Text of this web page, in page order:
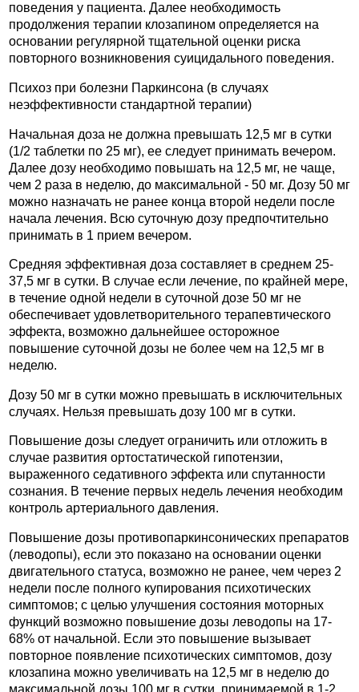
поведения у пациента. Далее необходимость
продолжения терапии клозапином определяется на
основании регулярной тщательной оценки риска
повторного возникновения суицидального поведения.
Психоз при болезни Паркинсона (в случаях
неэффективности стандартной терапии)
Начальная доза не должна превышать 12,5 мг в сутки
(1/2 таблетки по 25 мг), ее следует принимать вечером.
Далее дозу необходимо повышать на 12,5 мг, не чаще,
чем 2 раза в неделю, до максимальной - 50 мг. Дозу 50 мг
можно назначать не ранее конца второй недели после
начала лечения. Всю суточную дозу предпочтительно
принимать в 1 прием вечером.
Средняя эффективная доза составляет в среднем 25-
37,5 мг в сутки. В случае если лечение, по крайней мере,
в течение одной недели в суточной дозе 50 мг не
обеспечивает удовлетворительного терапевтического
эффекта, возможно дальнейшее осторожное
повышение суточной дозы не более чем на 12,5 мг в
неделю.
Дозу 50 мг в сутки можно превышать в исключительных
случаях. Нельзя превышать дозу 100 мг в сутки.
Повышение дозы следует ограничить или отложить в
случае развития ортостатической гипотензии,
выраженного седативного эффекта или спутанности
сознания. В течение первых недель лечения необходим
контроль артериального давления.
Повышение дозы противопаркинсонических препаратов
(леводопы), если это показано на основании оценки
двигательного статуса, возможно не ранее, чем через 2
недели после полного купирования психотических
симптомов; с целью улучшения состояния моторных
функций возможно повышение дозы леводопы на 17-
68% от начальной. Если это повышение вызывает
повторное появление психотических симптомов, дозу
клозапина можно увеличивать на 12,5 мг в неделю до
максимальной дозы 100 мг в сутки, принимаемой в 1-2